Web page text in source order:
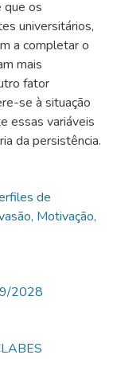
que os
universitários,
a completar o
mais
fator
se à situação
essas variáveis
da persistência.
de
Motivação,
2028